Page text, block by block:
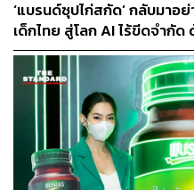
‘แบรนด์ซุปไก่สกัด’ กลับมา
เด็กไทย สู่โลก AI ไร้ขีดจำกัด
Brain Camp’